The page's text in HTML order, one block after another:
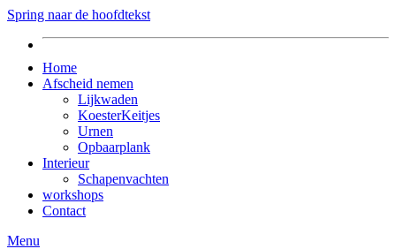
Spring naar de hoofdtekst
Home
Afscheid nemen
Lijkwaden
KoesterKeitjes
Urnen
Opbaarplank
Interieur
Schapenvachten
workshops
Contact
Menu